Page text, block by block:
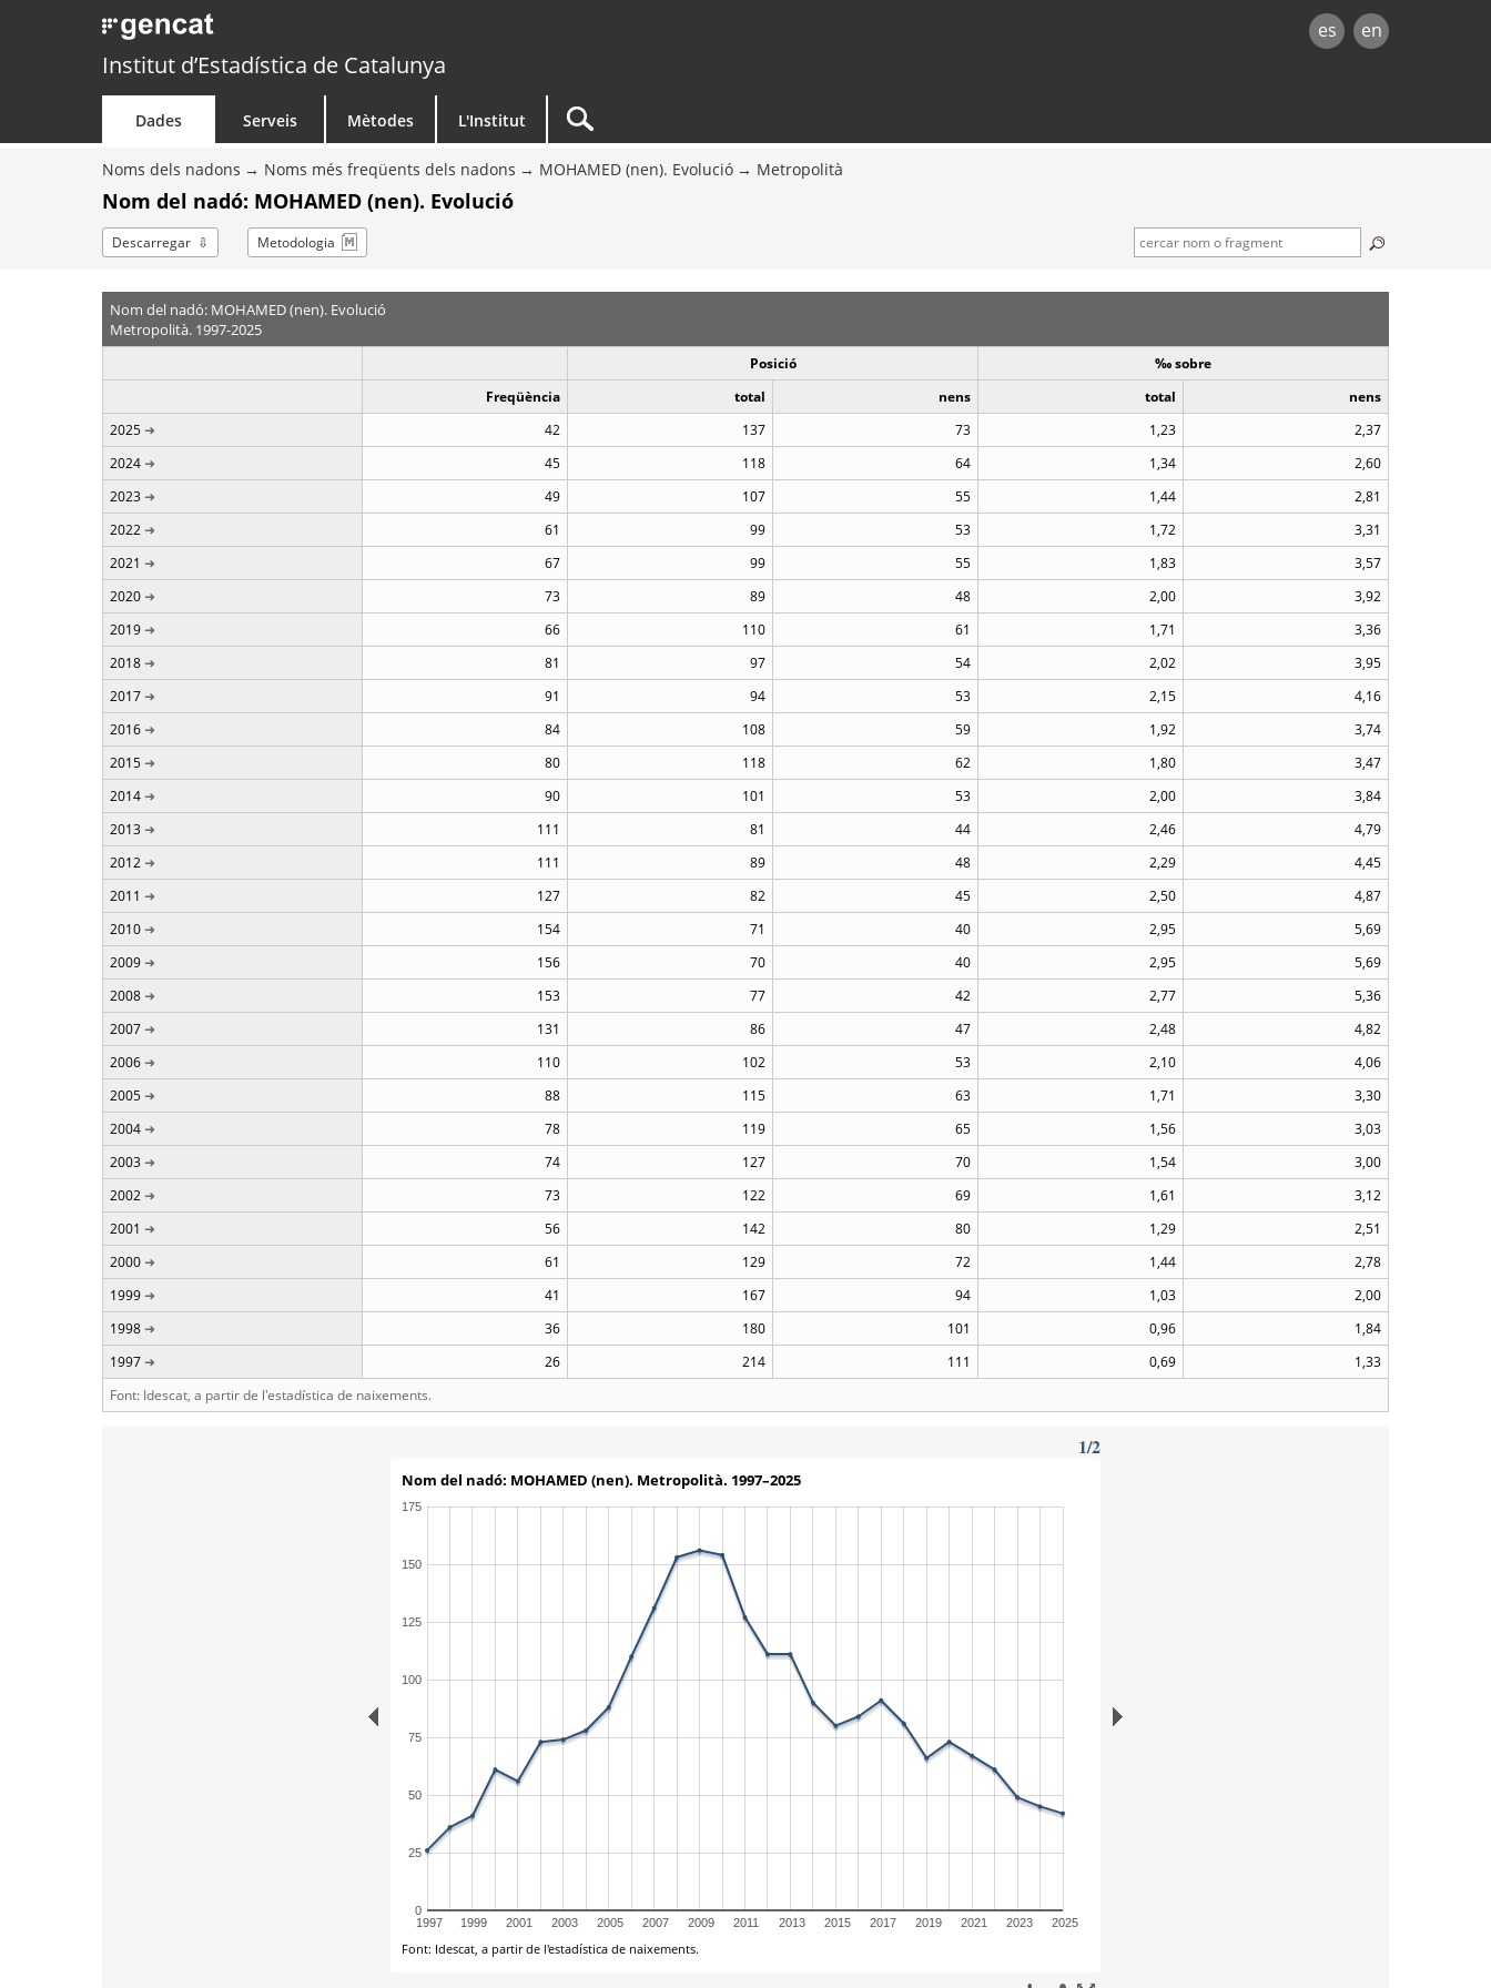
es en
Institut d’Estadística de Catalunya
Dades Serveis Mètodes L'Institut
Noms dels nadons Noms més freqüents dels nadons MOHAMED (nen). Evolució Metropolità
Nom del nadó: MOHAMED (nen). Evolució
Descarregar Metodologia
Nom del nadó: MOHAMED (nen). Evolució
Metropolità. 1997-2025
Posició
‰ sobre
Freqüència
total nens total
nens
2025
42 137 73 1,23
2,37
2024
45 118 64 1,34
2,60
2023
49 107 55 1,44
2,81
2022
61 99 53 1,72
3,31
2021
67 99 55 1,83
3,57
2020
73 89 48 2,00
3,92
2019
66 110 61 1,71
3,36
2018
81 97 54 2,02
3,95
2017
91 94 53 2,15
4,16
2016
84 108 59 1,92
3,74
2015
80 118 62 1,80
3,47
2014
90 101 53 2,00
3,84
2013
111 81 44 2,46
4,79
2012
111 89 48 2,29
4,45
2011
127 82 45 2,50
4,87
2010
154 71 40 2,95
5,69
2009
156 70 40 2,95
5,69
2008
153 77 42 2,77
5,36
2007
131 86 47 2,48
4,82
2006
110 102 53 2,10
4,06
2005
88 115 63 1,71
3,30
2004
78 119 65 1,56
3,03
2003
74 127 70 1,54
3,00
2002
73 122 69 1,61
3,12
2001
56 142 80 1,29
2,51
2000
61 129 72 1,44
2,78
1999
41 167 94 1,03
2,00
1998
36 180 101 0,96
1,84
1997
26 214 111 0,69
1,33
Font: Idescat, a partir de l'estadística de naixements.